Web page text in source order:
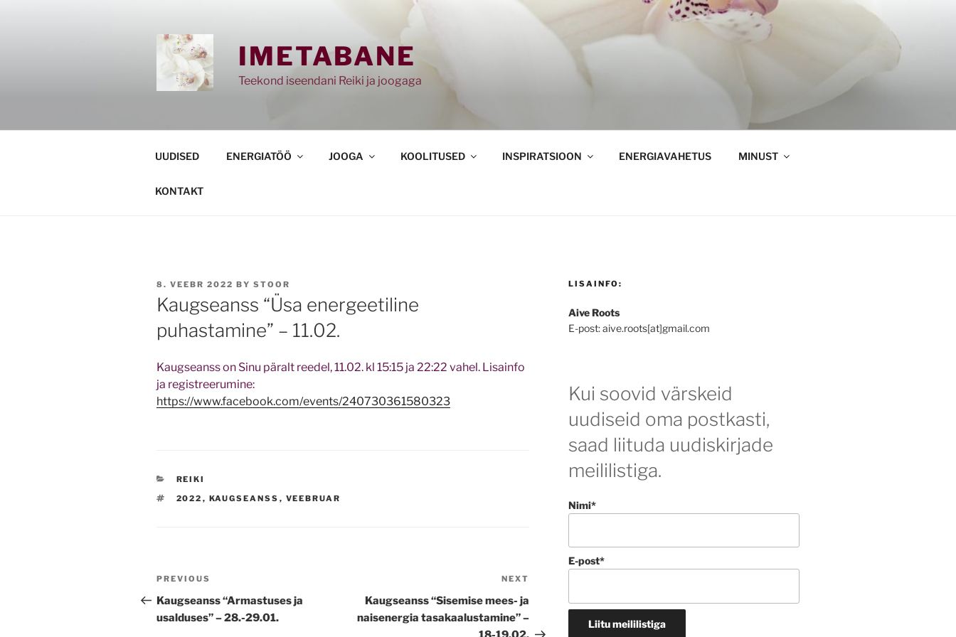
IMETABANE
Teekond iseendani Reiki ja joogaga
UUDISED ENERGIATÖÖ JOOGA KOOLITUSED INSPIRATSIOON ENERGIAVAHETUS MINUST
KONTAKT
POSTED
ON
8. VEEBR 2022 BY STOOR
Kaugseanss “Üsa energeetiline
puhastamine” – 11.02.
Kaugseanss on Sinu päralt reedel, 11.02. kl 15:15 ja 22:22 vahel. Lisainfo
ja registreerumine:
https://www.facebook.com/events/240730361580323
CATEGORIES
REIKI
TAGS
2022 , KAUGSEANSS , VEEBRUAR
Navigeerimine
Previous
Post
PREVIOUS
Kaugseanss “Armastuses ja
usalduses” – 28.-29.01.
NEXT
Kaugseanss “Sisemise mees- ja
naisenergia tasakaalustamine” –
LISAINFO:
Aive Roots
E-post: aive.roots[at]gmail.com
Kui soovid värskeid
uudiseid oma postkasti,
saad liituda uudiskirjade
meililistiga.
Nimi*
E-post*